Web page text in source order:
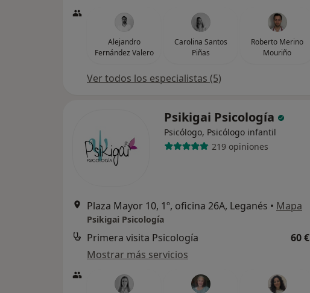
Alejandro
Fernández Valero
Carolina Santos
Piñas
Roberto Merino
Mouriño
Ver todos los especialistas (5)
Psikigai Psicología
Psicólogo, Psicólogo infantil
219 opiniones
Plaza Mayor 10, 1º, oficina 26A, Leganés • Mapa
Psikigai Psicología
Primera visita Psicología
60 €
Mostrar más servicios